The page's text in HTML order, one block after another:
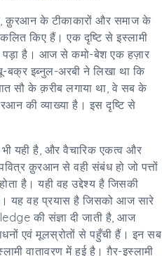
क़ुरआन के टीकाकारों और समाज के
किए हैं। एक दृष्टि से इस्लामी
पड़ा है। आज से कमो-बेश एक हज़ार
बक्र इब्नुल-अरबी ने लिखा था कि
सौ के क़रीब लगाया था, वे सब के
की व्याख्या है। इस दृष्टि से
भी यही है, और वैचारिक एकत्व और
क़ुरआन से वही संबंध हो जो पत्तों
है। यही वह उद्देश्य है जिसकी
हैं। यह वह प्रयास है जिसको आज सारे
की संज्ञा दी जाती है, आज
एवं मूलस्रोतों से पहुँची हैं। इन सब
वातावरण में हुई है। ग़ैर-इस्लामी